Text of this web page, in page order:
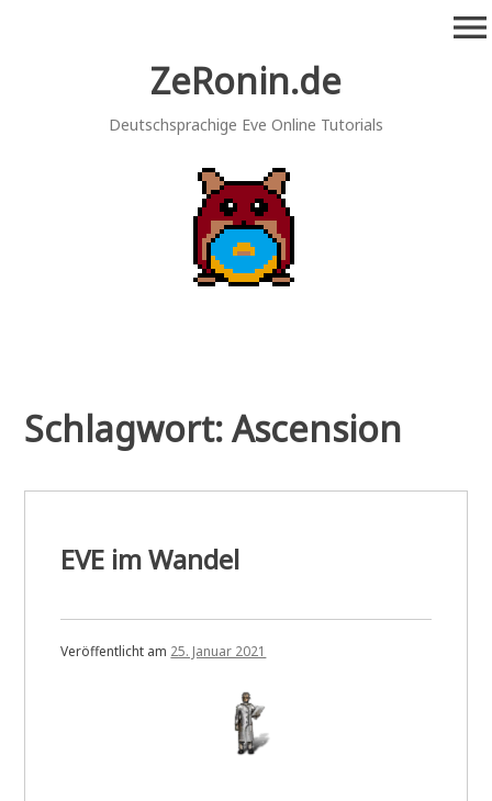
ZeRonin.de
Deutschsprachige Eve Online Tutorials
menu
Schlagwort:Ascension
EVE im Wandel
Veröffentlicht am 25. Januar 2021